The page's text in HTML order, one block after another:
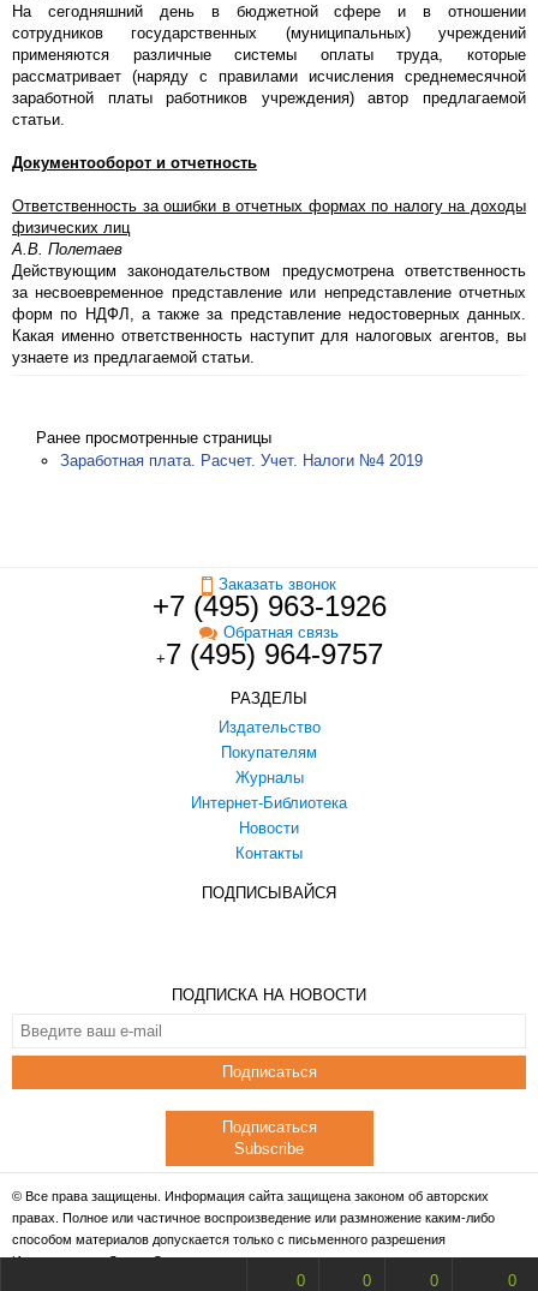
На сегодняшний день в бюджетной сфере и в отношении
сотрудников государственных (муниципальных) учреждений
применяются различные системы оплаты труда, которые
рассматривает (наряду с правилами исчисления среднемесячной
заработной платы работников учреждения) автор предлагаемой
статьи.
Документооборот и отчетность
Ответственность за ошибки в отчетных формах по налогу на доходы
физических лиц
А.В. Полетаев
Действующим законодательством предусмотрена ответственность
за несвоевременное представление или непредставление отчетных
форм по НДФЛ, а также за представление недостоверных данных.
Какая именно ответственность наступит для налоговых агентов, вы
узнаете из предлагаемой статьи.
Ранее просмотренные страницы
Заработная плата. Расчет. Учет. Налоги №4 2019
Заказать звонок
+7 (495) 963-1926
Обратная связь
+7 (495) 964-9757
РАЗДЕЛЫ
Издательство
Покупателям
Журналы
Интернет-Библиотека
Новости
Контакты
ПОДПИСЫВАЙСЯ
ПОДПИСКА НА НОВОСТИ
Подписаться
Подписаться
Subscribe
© Все права защищены. Информация сайта защищена законом об авторских
правах. Полное или частичное воспроизведение или размножение каким-либо
способом материалов допускается только с письменного разрешения
Издательства «Дело и Сервис».
Powered by
X5Studio
0 0 0 0